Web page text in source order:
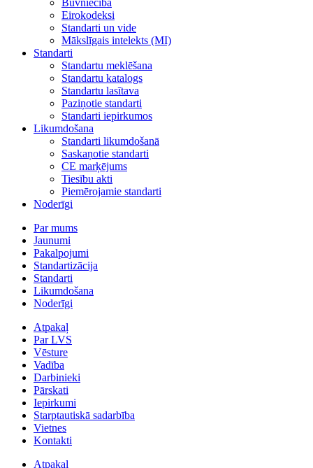
Būvniecība
Eirokodeksi
Standarti un vide
Mākslīgais intelekts (MI)
Standarti
Standartu meklēšana
Standartu katalogs
Standartu lasītava
Paziņotie standarti
Standarti iepirkumos
Likumdošana
Standarti likumdošanā
Saskaņotie standarti
CE marķējums
Tiesību akti
Piemērojamie standarti
Noderīgi
Par mums
Jaunumi
Pakalpojumi
Standartizācija
Standarti
Likumdošana
Noderīgi
Atpakaļ
Par LVS
Vēsture
Vadība
Darbinieki
Pārskati
Iepirkumi
Starptautiskā sadarbība
Vietnes
Kontakti
Atpakaļ